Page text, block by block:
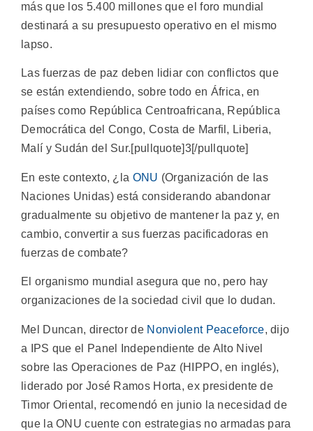
más que los 5.400 millones que el foro mundial
destinará a su presupuesto operativo en el mismo
lapso.
Las fuerzas de paz deben lidiar con conflictos que
se están extendiendo, sobre todo en África, en
países como República Centroafricana, República
Democrática del Congo, Costa de Marfil, Liberia,
Malí y Sudán del Sur.[pullquote]3[/pullquote]
En este contexto, ¿la ONU (Organización de las
Naciones Unidas) está considerando abandonar
gradualmente su objetivo de mantener la paz y, en
cambio, convertir a sus fuerzas pacificadoras en
fuerzas de combate?
El organismo mundial asegura que no, pero hay
organizaciones de la sociedad civil que lo dudan.
Mel Duncan, director de Nonviolent Peaceforce, dijo
a IPS que el Panel Independiente de Alto Nivel
sobre las Operaciones de Paz (HIPPO, en inglés),
liderado por José Ramos Horta, ex presidente de
Timor Oriental, recomendó en junio la necesidad de
que la ONU cuente con estrategias no armadas para